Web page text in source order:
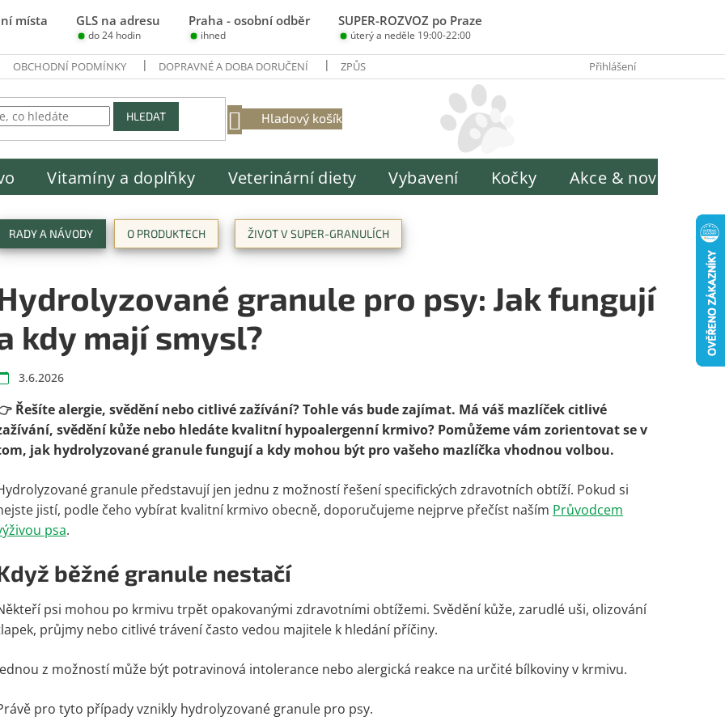
místa GLS na adresu Praha - osobní odběr SUPER-ROZVOZ po Praze
do 24 hodin ihned úterý a neděle 19:00-22:00
OBCHODNÍ PODMÍNKY DOPRAVNÉ A DOBA DORUČENÍ ZPŮSOBY PLATBY INFORMACE O ZPRACOVÁNÍ OSOBNÍCH ÚDAJŮ
Přihlášení
HLEDAT
NÁKUPNÍ
Hladový košík
Vitamíny a doplňky Veterinární diety Vybavení Kočky Akce & novinky
RADY A NÁVODY O PRODUKTECH ŽIVOT V SUPER-GRANULÍCH
granule pro psy: Jak fungují
kdy mají smysl?
3.6.2026
Řešíte alergie, svědění nebo citlivé zažívání? Tohle vás bude zajímat. Má váš mazlíček citlivé
svědění kůže nebo hledáte kvalitní hypoalergenní krmivo? Pomůžeme vám zorientovat se v
jak hydrolyzované granule fungují a kdy mohou být pro vašeho mazlíčka vhodnou volbou.
granule představují jen jednu z možností řešení specifických zdravotních obtíží. Pokud si
jistí, podle čeho vybírat kvalitní krmivo obecně, doporučujeme nejprve přečíst naším Průvodcem
psa.
běžné granule nestačí
psi mohou po krmivu trpět opakovanými zdravotními obtížemi. Svědění kůže, zarudlé uši, olizování
průjmy nebo citlivé trávení často vedou majitele k hledání příčiny.
z možností může být potravinová intolerance nebo alergická reakce na určité bílkoviny v krmivu.
pro tyto případy vznikly hydrolyzované granule pro psy.